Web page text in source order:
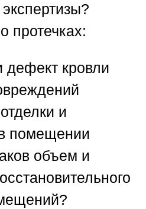
протечках:
дефект кровли
и
помещении
объем и